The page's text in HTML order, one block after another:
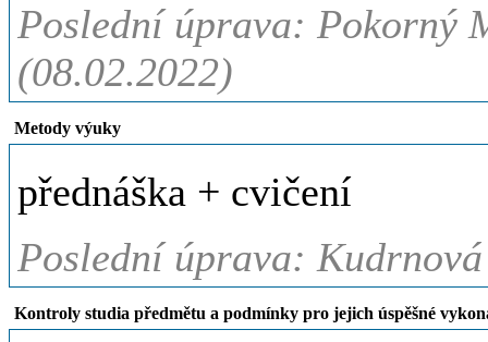
Poslední úprava: Pokorný
(08.02.2022)
Metody výuky
přednáška + cvičení
Poslední úprava:
Kontroly studia předmětu a podmínky pro jejich úspěšné